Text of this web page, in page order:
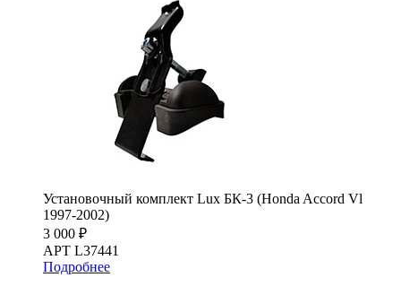
Установочный комплект Lux БК-3 (Honda Accord Vl
1997-2002)
3 000 ₽
АРТ L37441
Подробнее